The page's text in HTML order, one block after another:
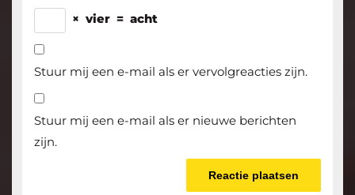
× vier = acht
Stuur mij een e-mail als er vervolgreacties zijn.
Stuur mij een e-mail als er nieuwe berichten
zijn.